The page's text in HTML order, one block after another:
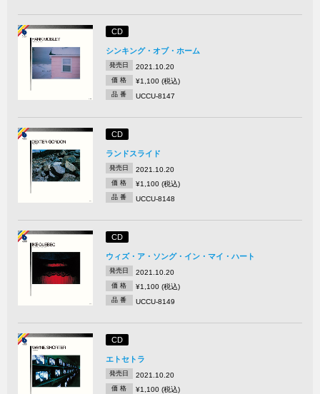
CD
シンキング・オブ・ホーム
発売日 2021.10.20
価 格 ¥1,100 (税込)
品 番 UCCU-8147
CD
ランドスライド
発売日 2021.10.20
価 格 ¥1,100 (税込)
品 番 UCCU-8148
CD
ウィズ・ア・ソング・イン・マイ・ハート
発売日 2021.10.20
価 格 ¥1,100 (税込)
品 番 UCCU-8149
CD
エトセトラ
発売日 2021.10.20
価 格 ¥1,100 (税込)